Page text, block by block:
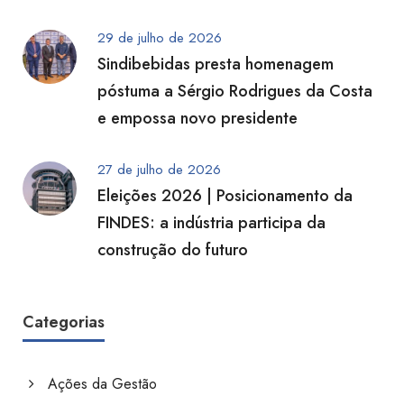
29 de julho de 2026
Sindibebidas presta homenagem
póstuma a Sérgio Rodrigues da Costa
e empossa novo presidente
27 de julho de 2026
Eleições 2026 | Posicionamento da
FINDES: a indústria participa da
construção do futuro
Categorias
Ações da Gestão